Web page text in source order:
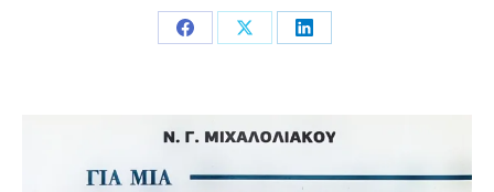
Share Share Share